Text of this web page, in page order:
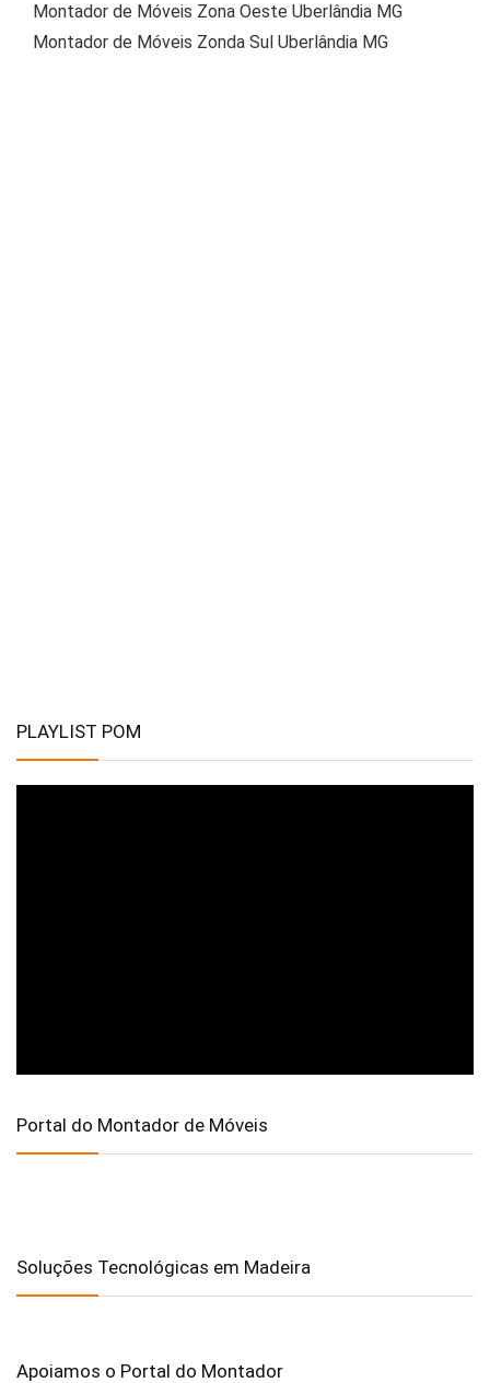
Montador de Móveis Zona Oeste Uberlândia MG
Montador de Móveis Zonda Sul Uberlândia MG
PLAYLIST POM
Portal do Montador de Móveis
Soluções Tecnológicas em Madeira
Apoiamos o Portal do Montador